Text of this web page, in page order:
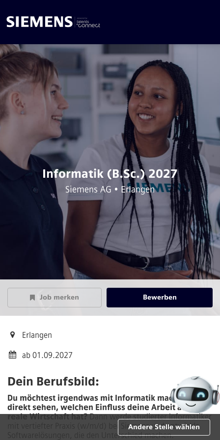
Informatik (B.Sc.) 2027
Siemens AG • Erlangen
Job merken Bewerben
Erlangen
ab 01.09.2027
Dein Berufsbild:
Du möchtest irgendwas mit Informatik machen und
direkt sehen, welchen Einfluss deine Arbeit auf die
reale Wirtschaft hat?Dann werde studierter Informatiker
mit vertiefter Praxis (w/m/d) bei Siemens und entwickle
Softwarelösungen, die den Unterschied machen.
Andere Stelle wählen